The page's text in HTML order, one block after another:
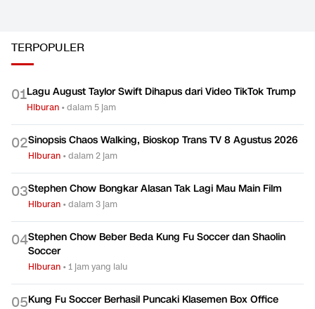
TERPOPULER
01Lagu August Taylor Swift Dihapus dari Video TikTok Trump
Hiburan •dalam 5 jam
02Sinopsis Chaos Walking, Bioskop Trans TV 8 Agustus 2026
Hiburan •dalam 2 jam
03Stephen Chow Bongkar Alasan Tak Lagi Mau Main Film
Hiburan •dalam 3 jam
04Stephen Chow Beber Beda Kung Fu Soccer dan Shaolin
Soccer
Hiburan •1 jam yang lalu
05Kung Fu Soccer Berhasil Puncaki Klasemen Box Office